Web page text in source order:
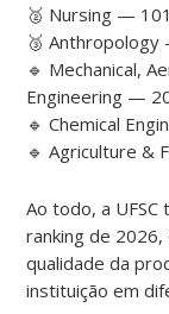
🥈 Nursing —
🥉
🔹 Mechanical,
Engineering —
🔹 Chemical
🔹 Agriculture &
Ao todo, a
ranking de
qualidade da
instituição em